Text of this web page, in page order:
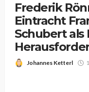
Frederik
Eintracht
Schubert als
Johannes Ketterl